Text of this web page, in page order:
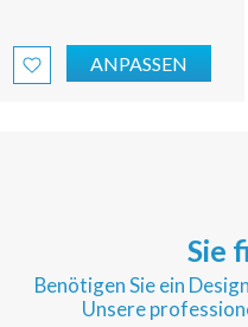
ANPASSEN
Sie
Benötigen Sie ein
Unsere